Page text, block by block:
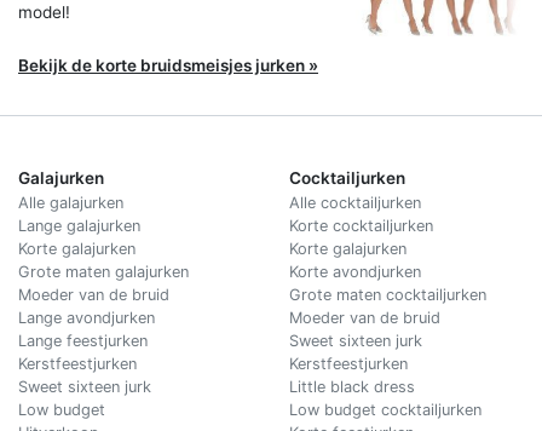
model!
Bekijk de korte bruidsmeisjes jurken »
Galajurken
Alle galajurken
Lange galajurken
Korte galajurken
Grote maten galajurken
Moeder van de bruid
Lange avondjurken
Lange feestjurken
Kerstfeestjurken
Sweet sixteen jurk
Low budget
Cocktailjurken
Alle cocktailjurken
Korte cocktailjurken
Korte galajurken
Korte avondjurken
Grote maten cocktailjurken
Moeder van de bruid
Sweet sixteen jurk
Kerstfeestjurken
Little black dress
Low budget cocktailjurken